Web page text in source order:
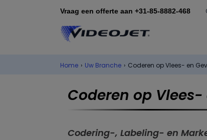
Vraag een offerte aan +31-85-8882-468
Home › Uw Branche › Coderen op Vlees- en
Coderen op
Codering-, Labeling- en